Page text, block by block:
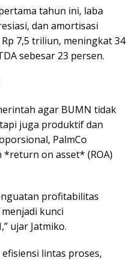
tahun ini, laba
dan amortisasi
7,5 triliun, meningkat 34
sebesar 23 persen.
agar BUMN tidak
juga produktif dan
PalmCo
on asset* (ROA)
profitabilitas
kunci
ujar Jatmiko.
lintas proses,